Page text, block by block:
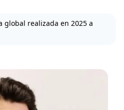
global realizada en 2025 a